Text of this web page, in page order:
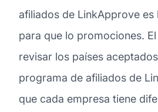
afiliados de LinkApprove
para que lo promociones.
revisar los países
programa de afiliados de
que cada empresa tiene